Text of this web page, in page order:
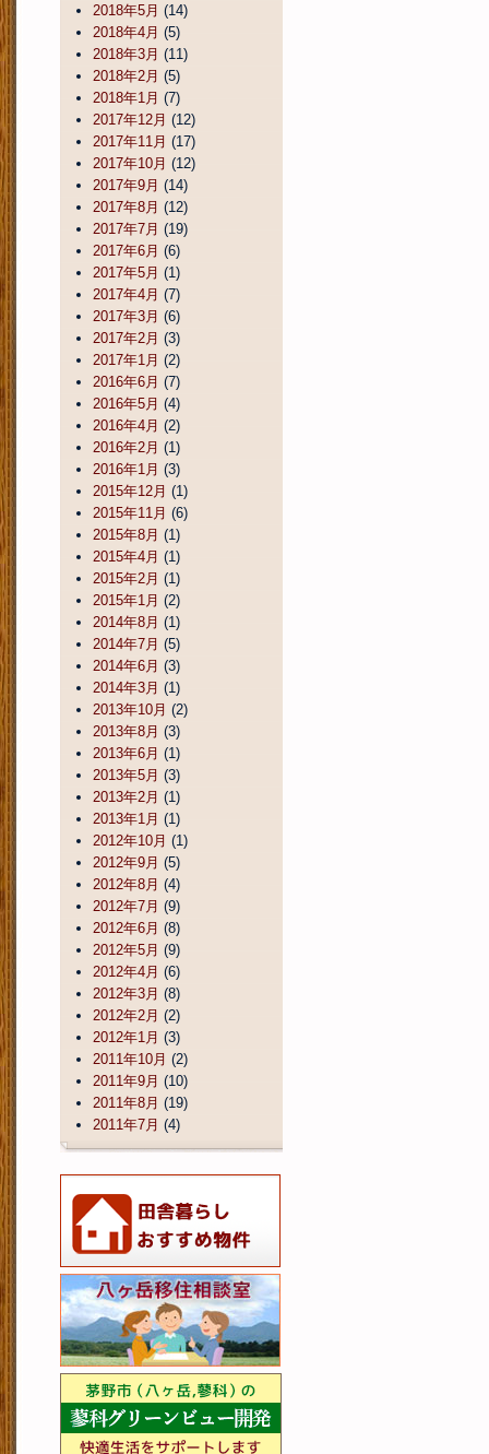
2018年5月 (14)
2018年4月 (5)
2018年3月 (11)
2018年2月 (5)
2018年1月 (7)
2017年12月 (12)
2017年11月 (17)
2017年10月 (12)
2017年9月 (14)
2017年8月 (12)
2017年7月 (19)
2017年6月 (6)
2017年5月 (1)
2017年4月 (7)
2017年3月 (6)
2017年2月 (3)
2017年1月 (2)
2016年6月 (7)
2016年5月 (4)
2016年4月 (2)
2016年2月 (1)
2016年1月 (3)
2015年12月 (1)
2015年11月 (6)
2015年8月 (1)
2015年4月 (1)
2015年2月 (1)
2015年1月 (2)
2014年8月 (1)
2014年7月 (5)
2014年6月 (3)
2014年3月 (1)
2013年10月 (2)
2013年8月 (3)
2013年6月 (1)
2013年5月 (3)
2013年2月 (1)
2013年1月 (1)
2012年10月 (1)
2012年9月 (5)
2012年8月 (4)
2012年7月 (9)
2012年6月 (8)
2012年5月 (9)
2012年4月 (6)
2012年3月 (8)
2012年2月 (2)
2012年1月 (3)
2011年10月 (2)
2011年9月 (10)
2011年8月 (19)
2011年7月 (4)